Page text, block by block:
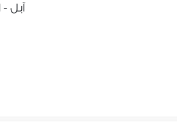
آبل - ايفون